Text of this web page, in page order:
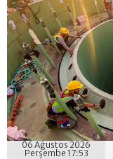
06 Ağustos 2026
Perşembe 17:53